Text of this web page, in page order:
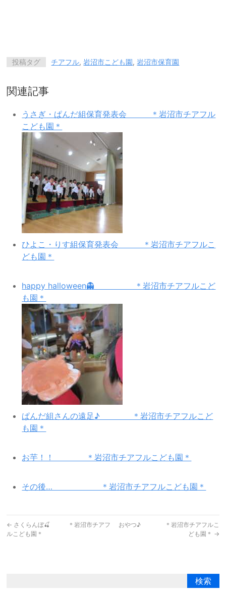
投稿タグ チアフル,岩沼市こども園,岩沼市保育園
関連記事
うさぎ・ぱんだ組保育発表会 ＊岩沼市チアフル
こども園＊
ひよこ・りす組保育発表会 ＊岩沼市チアフルこ
ども園＊
happy halloween👻 ＊岩沼市チアフルこど
も園＊
ぱんだ組さんの遠足♪ ＊岩沼市チアフルこど
も園＊
お芋！！ ＊岩沼市チアフルこども園＊
その後… ＊岩沼市チアフルこども園＊
← さくらんぼ🍒 ＊岩沼市チアフ
ルこども園＊
おやつ♪ ＊岩沼市チアフルこ
ども園＊ →